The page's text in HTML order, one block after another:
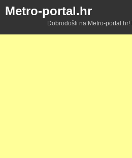
Metro-portal.hr
Dobrodošli na Metro-portal.hr!